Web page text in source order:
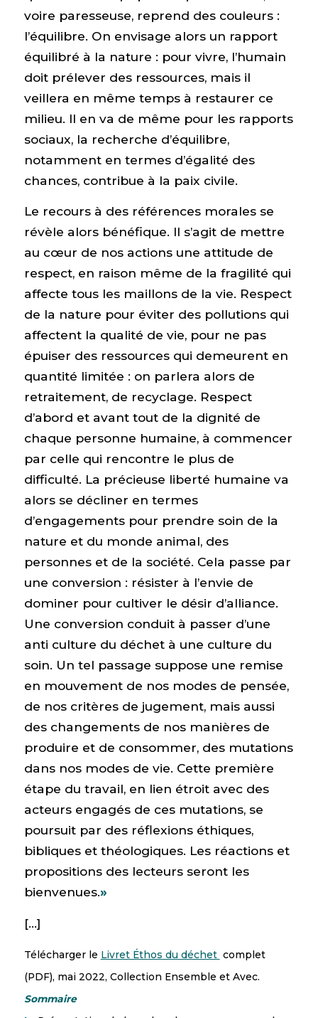
voire paresseuse, reprend des couleurs :
l’équilibre. On envisage alors un rapport
équilibré à la nature : pour vivre, l’humain
doit prélever des ressources, mais il
veillera en même temps à restaurer ce
milieu. Il en va de même pour les rapports
sociaux, la recherche d’équilibre,
notamment en termes d’égalité des
chances, contribue à la paix civile.
Le recours à des références morales se
révèle alors bénéfique. Il s’agit de mettre
au cœur de nos actions une attitude de
respect, en raison même de la fragilité qui
affecte tous les maillons de la vie. Respect
de la nature pour éviter des pollutions qui
affectent la qualité de vie, pour ne pas
épuiser des ressources qui demeurent en
quantité limitée : on parlera alors de
retraitement, de recyclage. Respect
d’abord et avant tout de la dignité de
chaque personne humaine, à commencer
par celle qui rencontre le plus de
difficulté. La précieuse liberté humaine va
alors se décliner en termes
d’engagements pour prendre soin de la
nature et du monde animal, des
personnes et de la société. Cela passe par
une conversion : résister à l’envie de
dominer pour cultiver le désir d’alliance.
Une conversion conduit à passer d’une
anti culture du déchet à une culture du
soin. Un tel passage suppose une remise
en mouvement de nos modes de pensée,
de nos critères de jugement, mais aussi
des changements de nos manières de
produire et de consommer, des mutations
dans nos modes de vie. Cette première
étape du travail, en lien étroit avec des
acteurs engagés de ces mutations, se
poursuit par des réflexions éthiques,
bibliques et théologiques. Les réactions et
propositions des lecteurs seront les
bienvenues.»
[…]
Télécharger le Livret Éthos du déchet complet
(PDF), mai 2022, Collection Ensemble et Avec.
Sommaire